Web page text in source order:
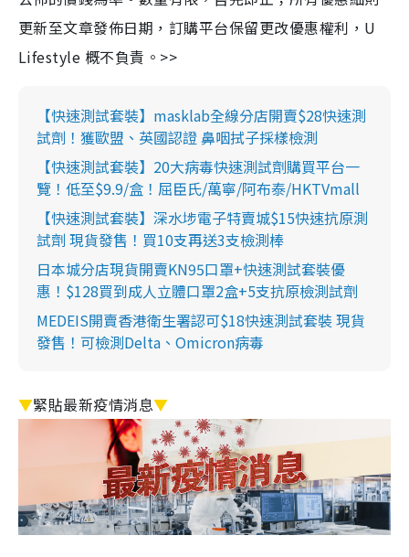
更新至文章發佈日期，訂購平台保留更改優惠權利，U
Lifestyle 概不負責。>>
【快速測試套裝】masklab全線分店開賣$28快速測
試劑！獲歐盟、英國認證 鼻咽拭子採樣檢測
【快速測試套裝】20大病毒快速測試劑購買平台一
覽！低至$9.9/盒！屈臣氏/萬寧/阿布泰/HKTVmall
【快速測試套裝】深水埗電子特賣城$15快速抗原測
試劑 現貨發售！買10支再送3支檢測棒
日本城分店現貨開賣KN95口罩+快速測試套裝優
惠！$128買到成人立體口罩2盒+5支抗原檢測試劑
MEDEIS開賣香港衛生署認可$18快速測試套裝 現貨
發售！可檢測Delta、Omicron病毒
▼緊貼最新疫情消息▼